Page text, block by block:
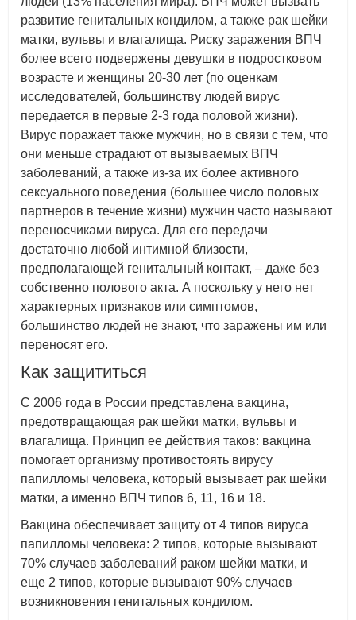
развитие генитальных кондилом, а также рак шейки
матки, вульвы и влагалища. Риску заражения ВПЧ
более всего подвержены девушки в подростковом
возрасте и женщины 20-30 лет (по оценкам
исследователей, большинству людей вирус
передается в первые 2-3 года половой жизни).
Вирус поражает также мужчин, но в связи с тем, что
они меньше страдают от вызываемых ВПЧ
заболеваний, а также из-за их более активного
сексуального поведения (большее число половых
партнеров в течение жизни) мужчин часто называют
переносчиками вируса. Для его передачи
достаточно любой интимной близости,
предполагающей генитальный контакт, – даже без
собственно полового акта. А поскольку у него нет
характерных признаков или симптомов,
большинство людей не знают, что заражены им или
переносят его.
Как защититься
С 2006 года в России представлена вакцина,
предотвращающая рак шейки матки, вульвы и
влагалища. Принцип ее действия таков: вакцина
помогает организму противостоять вирусу
папилломы человека, который вызывает рак шейки
матки, а именно ВПЧ типов 6, 11, 16 и 18.
Вакцина обеспечивает защиту от 4 типов вируса
папилломы человека: 2 типов, которые вызывают
70% случаев заболеваний раком шейки матки, и
еще 2 типов, которые вызывают 90% случаев
возникновения генитальных кондилом.